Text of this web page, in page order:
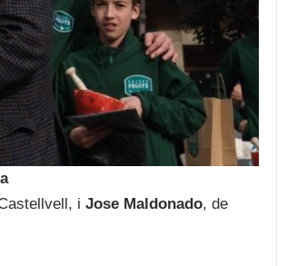
i Jose Maldonado, de